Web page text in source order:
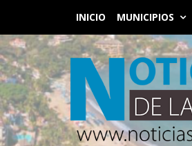
INICIO MUNICIPIOS